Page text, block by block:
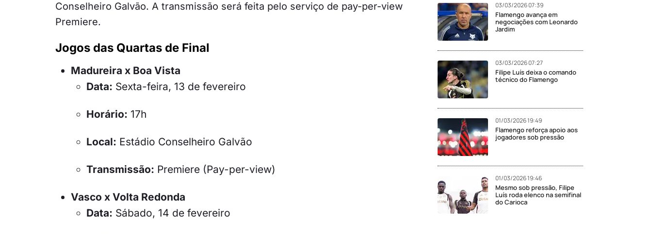
Conselheiro Galvão. A transmissão será feita pelo serviço de pay-per-view
Premiere.
Jogos das Quartas de Final
Madureira x Boa Vista
Data: Sexta-feira, 13 de fevereiro
Horário: 17h
Local: Estádio Conselheiro Galvão
Transmissão: Premiere (Pay-per-view)
Vasco x Volta Redonda
Data: Sábado, 14 de fevereiro
03/03/2026 07:39
Flamengo avança em
negociações com Leonardo
Jardim
03/03/2026 07:27
Filipe Luís deixa o comando
técnico do Flamengo
01/03/2026 19:49
Flamengo reforça apoio aos
jogadores sob pressão
01/03/2026 19:46
Mesmo sob pressão, Filipe
Luís roda elenco na semifinal
do Carioca